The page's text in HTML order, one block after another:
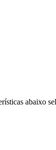
abaixo